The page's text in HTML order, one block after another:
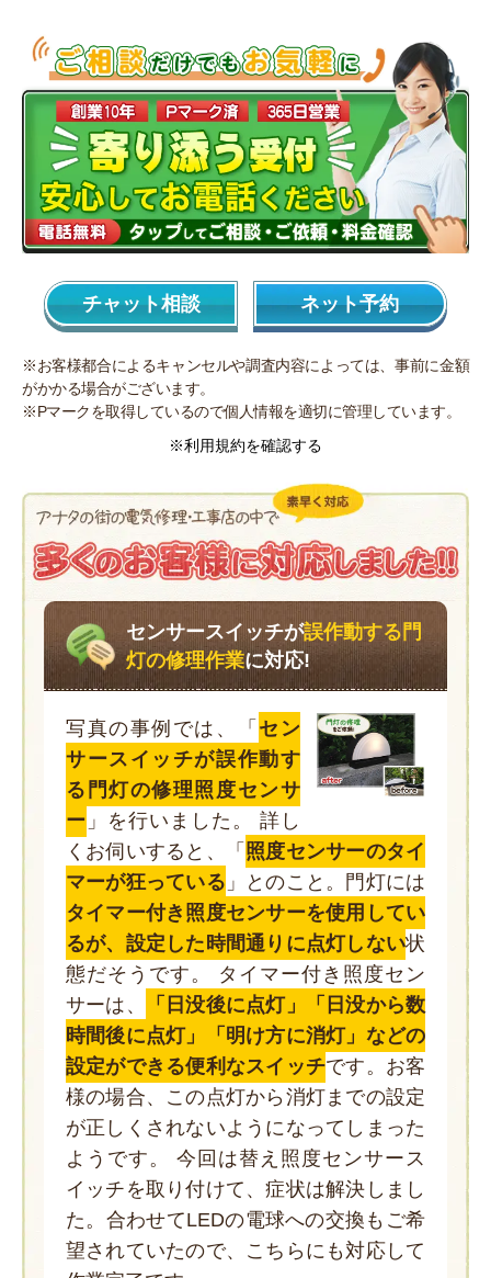
チャット相談 ネット予約
※お客様都合によるキャンセルや調査内容によっては、事前に金額
がかかる場合がございます。
※Pマークを取得しているので個人情報を適切に管理しています。
※利用規約を確認する
センサースイッチが誤作動する門
灯の修理作業に対応!
写真の事例では、「 セン
サースイッチが誤作動す
る門灯の修理照度センサ
ー 」を行いました。 詳し
くお伺いすると、「 照度センサーのタイ
マーが狂っている 」とのこと。門灯には
タイマー付き照度センサーを使用してい
るが、設定した時間通りに点灯しない状
態だそうです。 タイマー付き照度セン
サーは、
「日没後に点灯」「日没から数
時間後に点灯」「明け方に消灯」などの
設定ができる便利なスイッチです。お客
様の場合、この点灯から消灯までの設定
が正しくされないようになってしまった
ようです。 今回は替え照度センサース
イッチを取り付けて、症状は解決しまし
た。合わせてLEDの電球への交換もご希
望されていたので、こちらにも対応して